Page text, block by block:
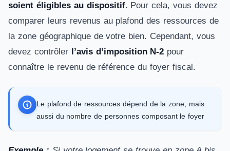
soient éligibles au dispositif. Pour cela, vous devez
comparer leurs revenus au plafond des ressources de
la zone géographique de votre bien. Cependant, vous
devez contrôler l’avis d’imposition N-2 pour
connaître le revenu de référence du foyer fiscal.
Le plafond de ressources dépend de la zone, mais
aussi du nombre de personnes composant le foyer